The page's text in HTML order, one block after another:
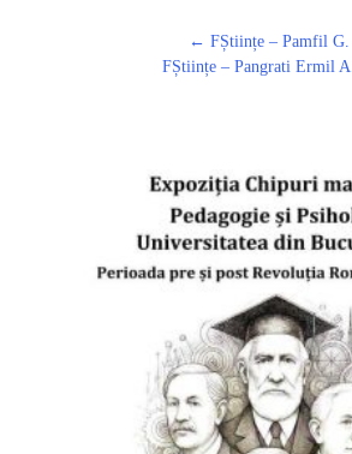
← FȘtiințe – Pamfil G.
FȘtiințe – Pangrati Ermil A.